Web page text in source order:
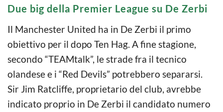
Due big della Premier League su De Zerbi
Il Manchester United ha in De Zerbi il primo
obiettivo per il dopo Ten Hag. A fine stagione,
secondo “TEAMtalk”, le strade fra il tecnico
olandese e i “Red Devils” potrebbero separarsi.
Sir Jim Ratcliffe, proprietario del club, avrebbe
indicato proprio in De Zerbi il candidato numero